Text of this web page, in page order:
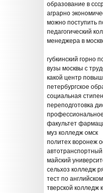
образование в
аграрно
можно поступить
педагогический
менеджера в
губкинский горно
вузы москвы с
какой центр
петербургское
социальная
переподготовка
факультет
муз колледж омск
политех воронеж
майский
сельхоз колледж
тест по
тверской колледж